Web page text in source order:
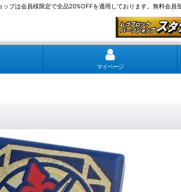
ップは会員様限定で全品20%OFFを適用しております。無料会
マイページ